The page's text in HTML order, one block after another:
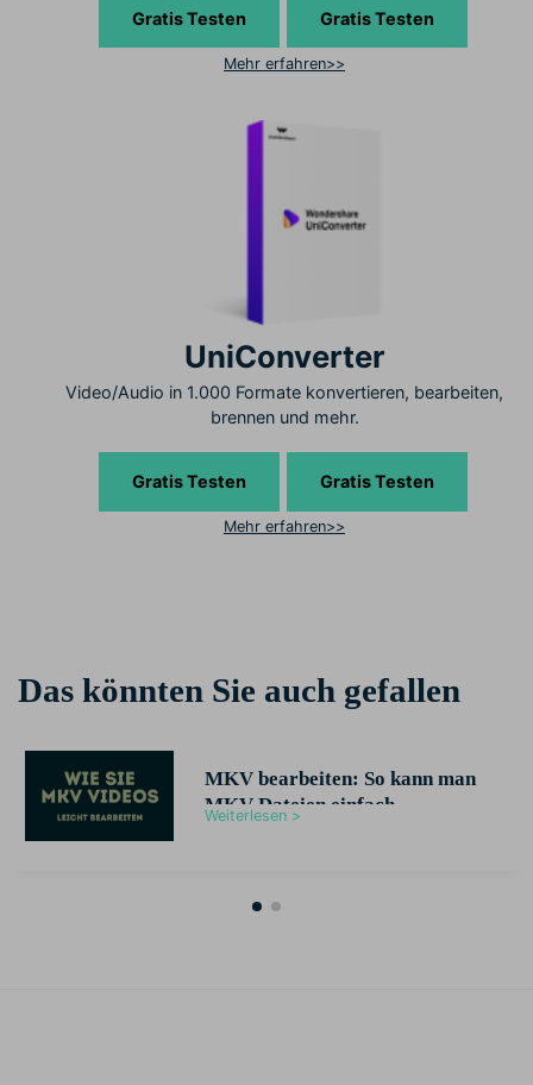
Gratis Testen Gratis Testen
Mehr erfahren>>
UniConverter
Video/Audio in 1.000 Formate konvertieren, bearbeiten,
brennen und mehr.
Gratis Testen Gratis Testen
Mehr erfahren>>
Das könnten Sie auch gefallen
MKV bearbeiten: So kann man
MKV Dateien einfach
Weiterlesen >